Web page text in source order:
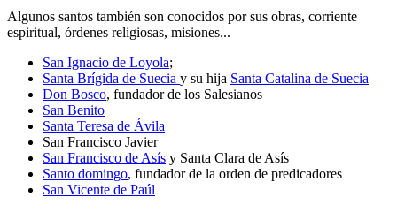
Algunos santos también son conocidos por sus obras, corriente
espiritual, órdenes religiosas, misiones...
San Ignacio de Loyola;
Santa Brígida de Suecia y su hija Santa Catalina de Suecia
Don Bosco, fundador de los Salesianos
San Benito
Santa Teresa de Ávila
San Francisco Javier
San Francisco de Asís y Santa Clara de Asís
Santo domingo, fundador de la orden de predicadores
San Vicente de Paúl